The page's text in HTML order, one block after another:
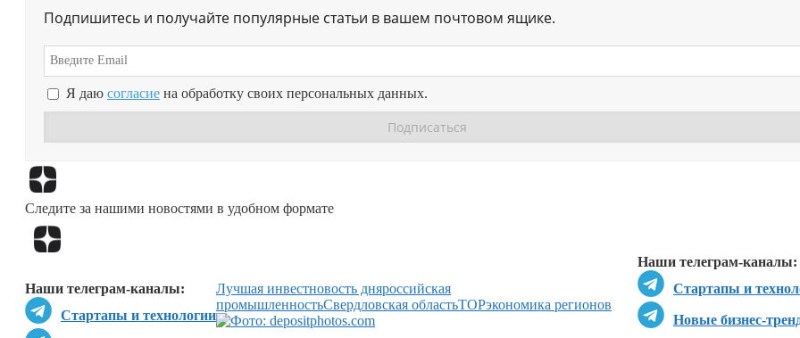
Подпишитесь и получайте популярные статьи в вашем почтовом ящике.
Я даю согласие на обработку своих персональных данных.
Следите за нашими новостями в удобном формате
Наши телеграм-каналы:
Стартапы и
Новые бизнес-
Наши телеграм-каналы:
Стартапы и технологии
Лучшая инвестновость дняроссийская
промышленностьСвердловская областьТОРэкономика регионов